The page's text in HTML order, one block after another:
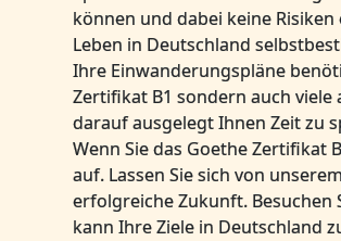
können und dabei keine
Leben in Deutschland
Ihre Einwanderungspläne
Zertifikat B1 sondern auch viele
darauf ausgelegt Ihnen Zeit zu
Wenn Sie das Goethe Zertifikat
auf. Lassen Sie sich von
erfolgreiche Zukunft. Besuchen
kann Ihre Ziele in Deutschland